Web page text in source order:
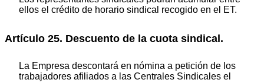
ellos el crédito de horario sindical recogido en el ET.
Artículo 25. Descuento de la cuota sindical.
La Empresa descontará en nómina a petición de los
trabajadores afiliados a las Centrales Sindicales el